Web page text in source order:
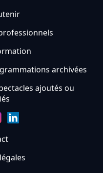
archivées
ajoutés ou